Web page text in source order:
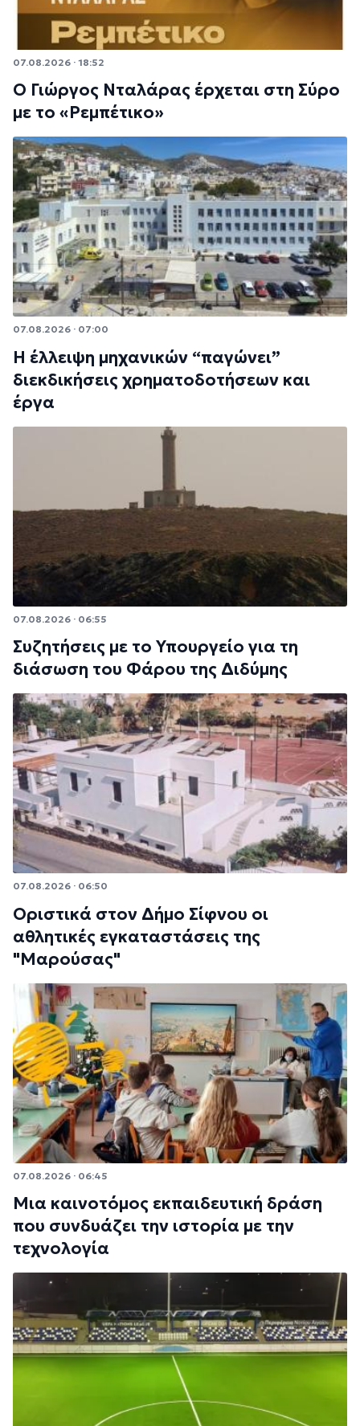
07.08.2026 · 18:52
Ο Γιώργος Νταλάρας έρχεται στη Σύρο
με το «Ρεμπέτικο»
07.08.2026 · 07:00
Η έλλειψη μηχανικών “παγώνει”
διεκδικήσεις χρηματοδοτήσεων και
έργα
07.08.2026 · 06:55
Συζητήσεις με το Υπουργείο για τη
διάσωση του Φάρου της Διδύμης
07.08.2026 · 06:50
Οριστικά στον Δήμο Σίφνου οι
αθλητικές εγκαταστάσεις της
"Μαρούσας"
07.08.2026 · 06:45
Μια καινοτόμος εκπαιδευτική δράση
που συνδυάζει την ιστορία με την
τεχνολογία